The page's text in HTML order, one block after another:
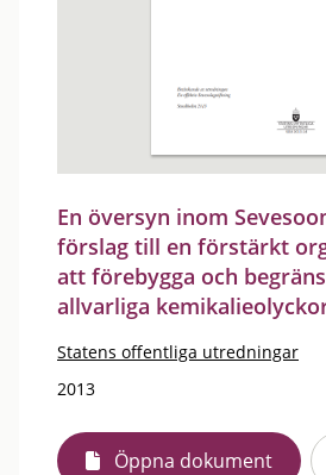
En översyn inom
förslag till en förstärkt
att förebygga och
allvarliga
Statens offentliga utredningar
2013
Öppna dokument